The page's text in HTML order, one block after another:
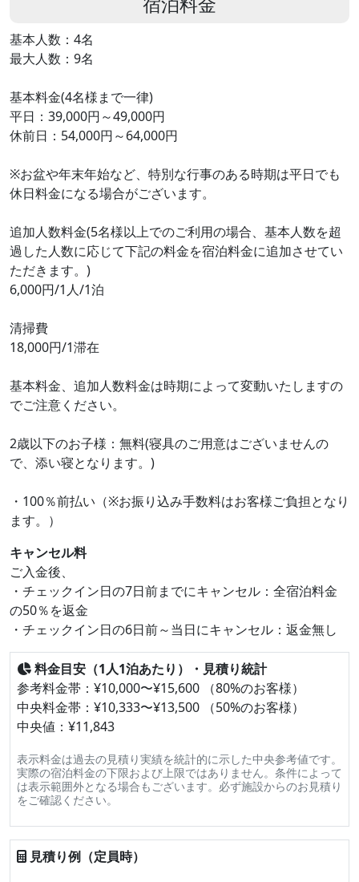
基本人数：4名
最大人数：9名
基本料金(4名様まで一律)
平日：39,000円～49,000円
休前日：54,000円～64,000円
※お盆や年末年始など、特別な行事のある時期は平日でも
休日料金になる場合がございます。
追加人数料金(5名様以上でのご利用の場合、基本人数を超
過した人数に応じて下記の料金を宿泊料金に追加させてい
ただきます。)
6,000円/1人/1泊
清掃費
18,000円/1滞在
基本料金、追加人数料金は時期によって変動いたしますの
でご注意ください。
2歳以下のお子様：無料(寝具のご用意はございませんの
で、添い寝となります。)
・100％前払い（※お振り込み手数料はお客様ご負担となり
ます。）
キャンセル料
ご入金後、
・チェックイン日の7日前までにキャンセル：全宿泊料金
の50％を返金
・チェックイン日の6日前～当日にキャンセル：返金無し
料金目安（1人1泊あたり）・見積り統計
参考料金帯：¥10,000〜¥15,600 （80%のお客様）
中央料金帯：¥10,333〜¥13,500 （50%のお客様）
中央値：¥11,843
表示料金は過去の見積り実績を統計的に示した中央参考値です。
実際の宿泊料金の下限および上限ではありません。条件によって
は表示範囲外となる場合もございます。必ず施設からのお見積り
をご確認ください。
見積り例（定員時）